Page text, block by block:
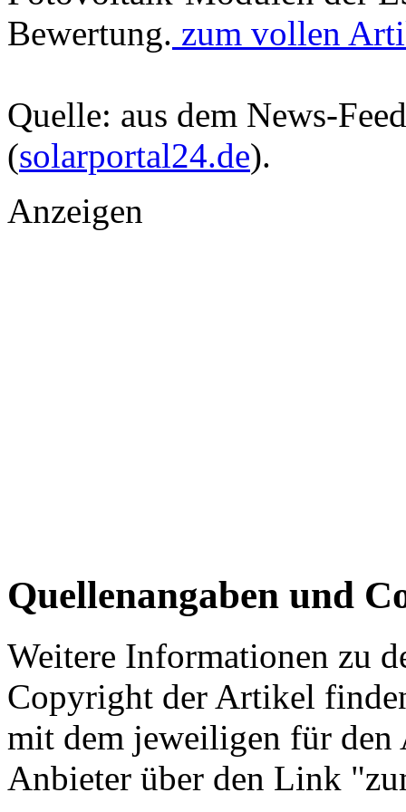
Bewertung. zum vollen
Quelle: aus dem News-
(solarportal24.de).
Anzeigen
Quellenangaben und
Weitere Informationen zu
Copyright der Artikel
mit dem jeweiligen für
Anbieter über den Link